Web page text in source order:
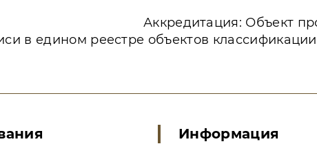
Аккредитация: Объект
в едином реестре объектов
Информация